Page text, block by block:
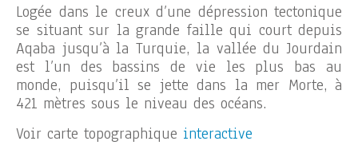
Logée dans le creux d’une dépression tectonique
se situant sur la grande faille qui court depuis
Aqaba jusqu’à la Turquie, la vallée du Jourdain
est l’un des bassins de vie les plus bas au
monde, puisqu’il se jette dans la mer Morte, à
421 mètres sous le niveau des océans.
Voir carte topographique interactive